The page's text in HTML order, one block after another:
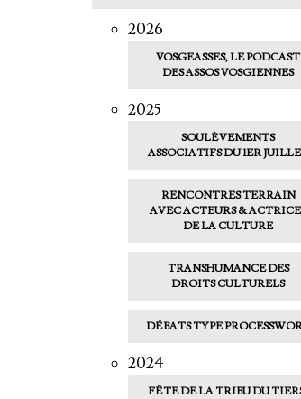
2026
VOSGEASSES, LE PODCAST
DES ASSOS VOSGIENNES
2025
SOULÈVEMENTS
ASSOCIATIFS DU 1ER
RENCONTRES TERRAIN
AVEC ACTEURS &
DE LA CULTURE
TRANSHUMANCE DES
DROITS CULTURELS
DÉBATS TYPE
2024
FÊTE DE LA TRIBU DU